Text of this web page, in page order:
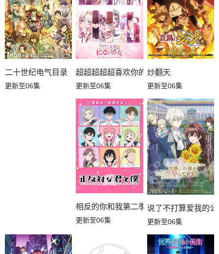
第12集 第11集 第10集
第09集 第08集 第07集
第03集 第02集 第01集
二十世纪电气目录
更新至06集
超超超超超喜欢你的100个女朋友第三季
更新至06集
炒翻天
更新至06集
相反的你和我第二季
更新至06集
说了不打算爱我的
更新至06集